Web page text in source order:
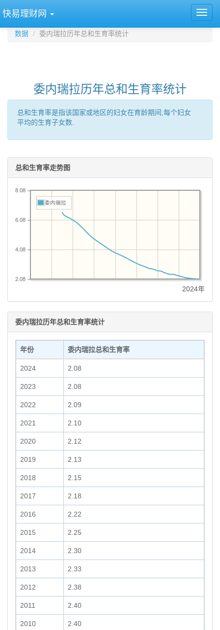
快易理财网
数据 委内瑞拉历年总和生育率统计
委内瑞拉历年总和生育率统计
总和生育率是指该国家或地区的妇女在育龄期间,每个妇女
平均的生育子女数.
总和生育率走势图
2.08
4.08
6.08
8.08
委内瑞拉
2024年
委内瑞拉历年总和生育率统计
年份 委内瑞拉总和生育率
2024 2.08
2023 2.08
2022 2.09
2021 2.10
2020 2.12
2019 2.13
2018 2.15
2017 2.18
2016 2.22
2015 2.25
2014 2.30
2013 2.33
2012 2.38
2011 2.40
2010 2.40